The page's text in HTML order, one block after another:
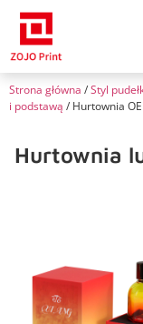
Strona główna /Styl
i podstawą / Hurtownia
Hurtownia